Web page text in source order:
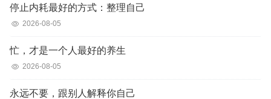
停止内耗最好的方式：整理自己
2026-08-05
忙，才是一个人最好的养生
2026-08-05
永远不要，跟别人解释你自己